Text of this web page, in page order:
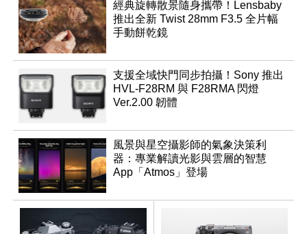
經典旋轉散景隨身攜帶！Lensbaby
推出全新 Twist 28mm F3.5 全片幅
手動餅乾鏡
支援全域快門同步拍攝！Sony 推出
HVL-F28RM 與 F28RMA 閃燈
Ver.2.00 韌體
風景與星空攝影師的氣象決策利
器：專業解讀光影與雲層的智慧
App「Atmos」登場